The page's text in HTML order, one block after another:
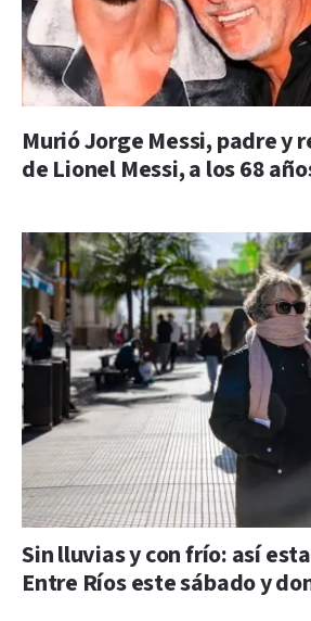
Murió Jorge Messi, padre y
de Lionel Messi, a los 68
Sin lluvias y con frío: así
Entre Ríos este sábado y